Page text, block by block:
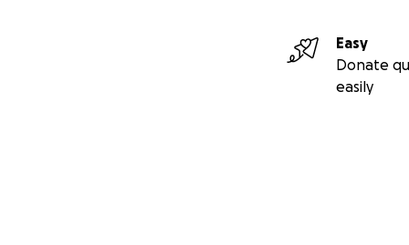
Easy
Donate
easily